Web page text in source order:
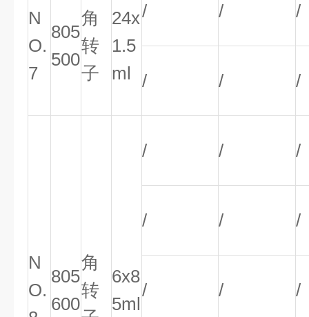
N
O.
7
805
500
角
转
子
24x
1.5
ml
/ / /
/ / /
N
O.
805
600
角
转
6x8
5ml
/ / /
/ / /
/ / /